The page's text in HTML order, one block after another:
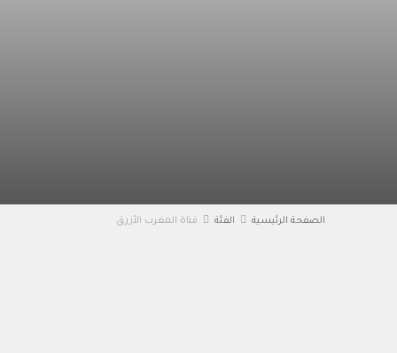
الصفحة الرئيسية الفئة قناة المغرب الأزرق